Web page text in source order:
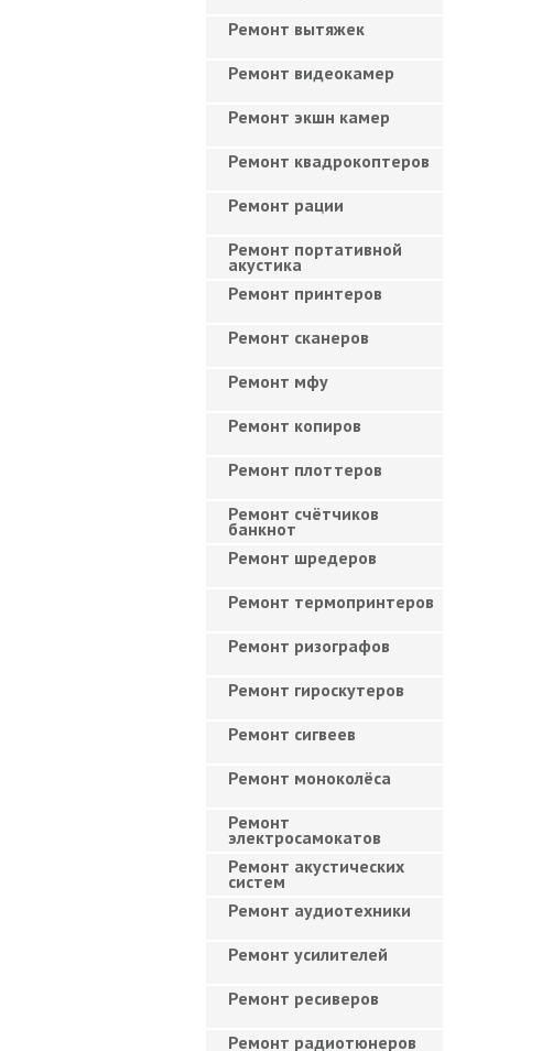
Ремонт вытяжек
Ремонт видеокамер
Ремонт экшн камер
Ремонт квадрокоптеров
Ремонт рации
Ремонт портативной
акустика
Ремонт принтеров
Ремонт сканеров
Ремонт мфу
Ремонт копиров
Ремонт плоттеров
Ремонт счётчиков
банкнот
Ремонт шредеров
Ремонт термопринтеров
Ремонт ризографов
Ремонт гироскутеров
Ремонт сигвеев
Ремонт моноколёса
Ремонт
электросамокатов
Ремонт акустических
систем
Ремонт аудиотехники
Ремонт усилителей
Ремонт ресиверов
Ремонт радиотюнеров